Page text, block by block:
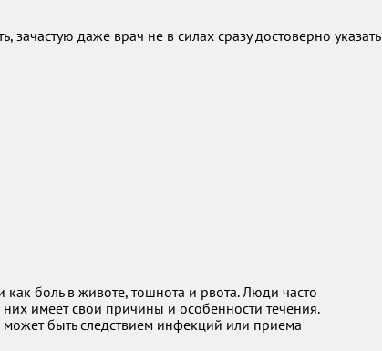
зачастую даже врач не в силах сразу достоверно указать
боль в животе, тошнота и рвота. Люди часто
имеет свои причины и особенности течения.
может быть следствием инфекций или приема